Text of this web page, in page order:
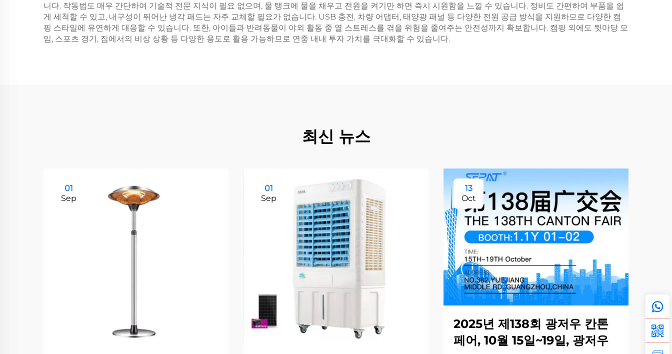
니다. 작동법도 매우 간단하여 기술적 전문 지식이 필요 없으며, 물 탱크에 물을 채우고 전원을 켜기만 하면 즉시 시원함을 느낄 수 있습니다. 정비도 간편하여 부품을 쉽
게 세척할 수 있고, 내구성이 뛰어난 냉각 패드는 자주 교체할 필요가 없습니다. USB 충전, 차량 어댑터, 태양광 패널 등 다양한 전원 공급 방식을 지원하므로 다양한 캠
핑 스타일에 유연하게 대응할 수 있습니다. 또한, 아이들과 반려동물이 야외 활동 중 열 스트레스를 겪을 위험을 줄여주는 안전성까지 확보합니다. 캠핑 외에도 뒷마당 모
임, 스포츠 경기, 집에서의 비상 상황 등 다양한 용도로 활용 가능하므로 연중 내내 투자 가치를 극대화할 수 있습니다.
최신 뉴스
01
Sep
01
Sep
13
Oct
2025년 제138회 광저우 칸톤
페어, 10월 15일~19일, 광저우